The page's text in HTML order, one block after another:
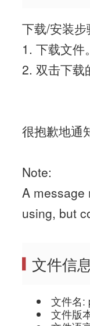
下载/安装步
1. 下载文件
2. 双击下载
很抱歉地通
Note:
A message
using, but
文件信
文件名:
文件版